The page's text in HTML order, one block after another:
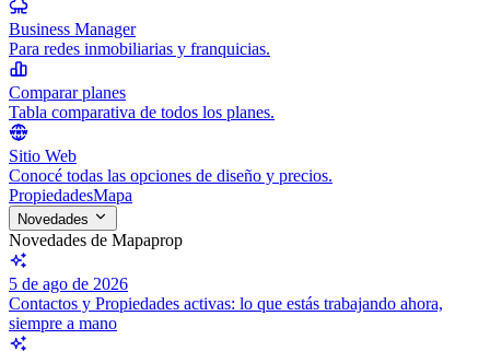
Business Manager
Para redes inmobiliarias y franquicias.
Comparar planes
Tabla comparativa de todos los planes.
Sitio Web
Conocé todas las opciones de diseño y precios.
PropiedadesMapa
Novedades
Novedades de Mapaprop
5 de ago de 2026
Contactos y Propiedades activas: lo que estás trabajando ahora,
siempre a mano